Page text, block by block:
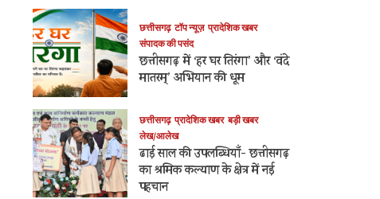
छत्तीसगढ़ टॉप न्यूज़ प्रादेशिक खबर
संपादक की पसंद
छत्तीसगढ़ में ‘हर घर तिरंगा’ और ‘वंदे
मातरम्’ अभियान की धूम
छत्तीसगढ़ प्रादेशिक खबर बड़ी खबर
लेख/आलेख
ढाई साल की उपलब्धियाँ- छत्तीसगढ़
का श्रमिक कल्याण के क्षेत्र में नई
पहचान